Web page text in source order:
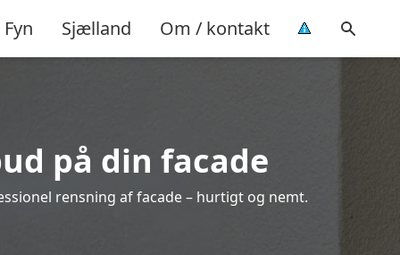
Fyn Sjælland Om / kontakt
på din facade
rensning af facade – hurtigt og nemt.